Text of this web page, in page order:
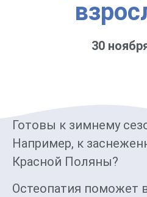
30
Готовы к зимнему
Например, к
Красной Поляны?
Остеопатия поможет